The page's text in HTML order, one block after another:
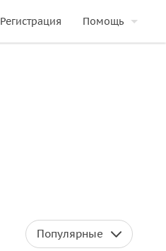
Регистрация Помощь
Популярные